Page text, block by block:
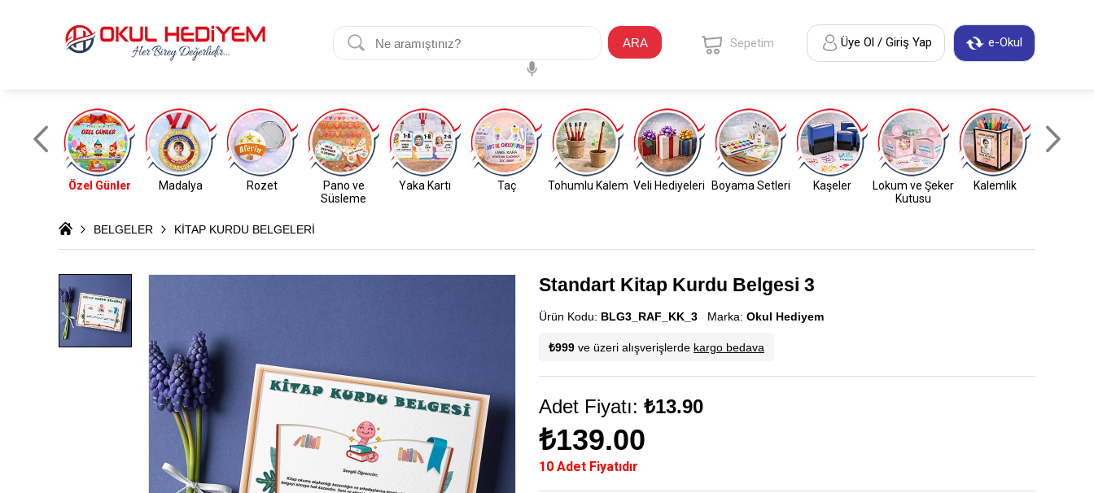
ARA e-Okul
Üye Ol / Giriş Yap
Sepetim
Özel Günler Madalya Rozet
Pano ve
Süsleme
Yaka Kartı Taç Tohumlu Kalem Veli Hediyeleri Boyama Setleri Kaşeler
Lokum ve Şeker
Kutusu
Kalemlik
BELGELER KİTAP KURDU BELGELERİ
Standart Kitap Kurdu Belgesi 3
Ürün Kodu: BLG3_RAF_KK_3 Marka: Okul Hediyem
₺999 ve üzeri alışverişlerde kargo bedava
Adet Fiyatı: ₺13.90
₺139.00
10 Adet Fiyatıdır